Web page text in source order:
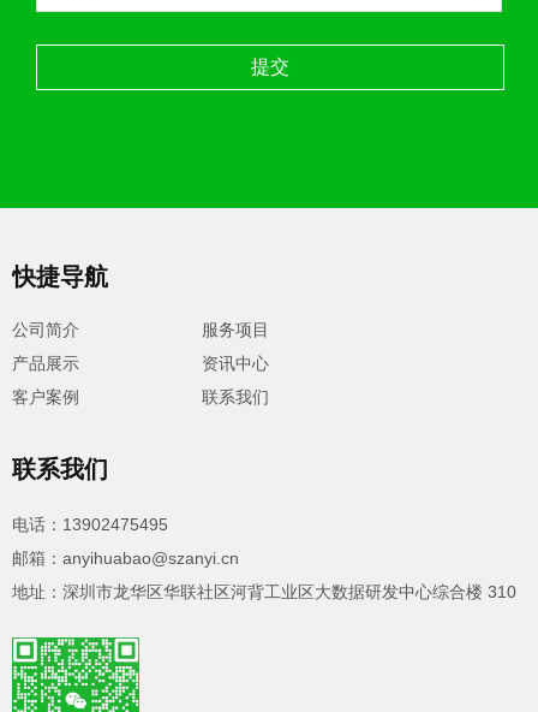
提交
联系我们
电话：13902475495
邮箱：anyihuabao@szanyi.cn
地址：深圳市龙华区华联社区河背工业区大数据研发中心综合楼 310
快捷导航
公司简介
产品展示
客户案例
服务项目
资讯中心
联系我们